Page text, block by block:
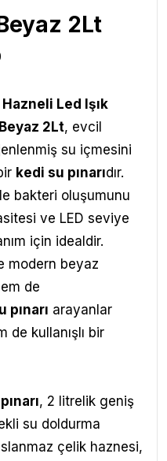
2Lt
Led Işık
2Lt, evcil
su içmesini
kedi su pınarıdır.
bakteri oluşumunu
ve LED seviye
için idealdir.
modern beyaz
de
pınarı arayanlar
de kullanışlı bir
, 2 litrelik geniş
su doldurma
çelik haznesi,